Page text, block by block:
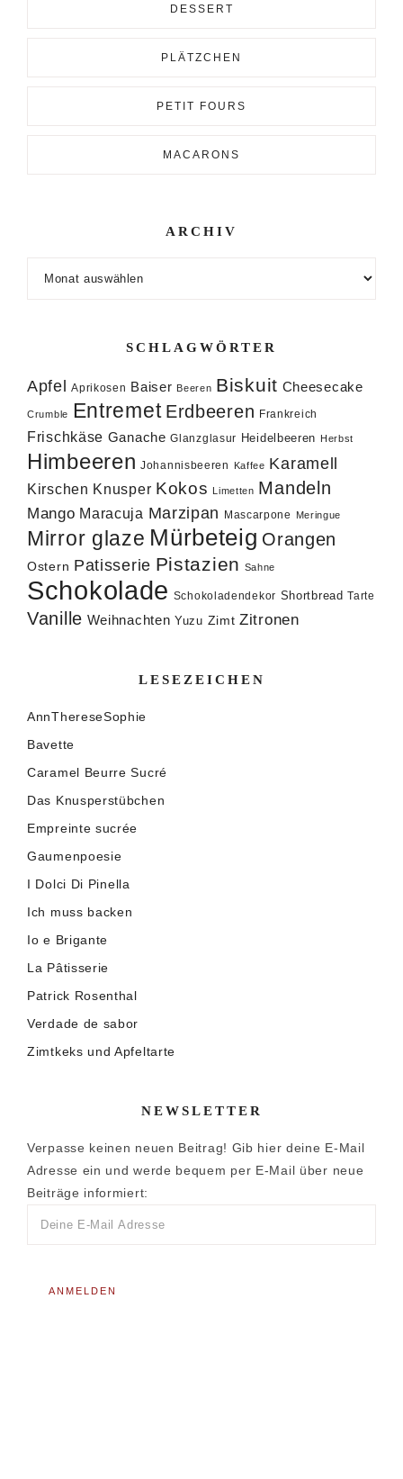
DESSERT
PLÄTZCHEN
PETIT FOURS
MACARONS
ARCHIV
SCHLAGWÖRTER
Apfel Aprikosen Baiser Beeren Biskuit Cheesecake
Crumble Entremet Erdbeeren Frankreich
Frischkäse Ganache Glanzglasur Heidelbeeren Herbst
Himbeeren Johannisbeeren Kaffee Karamell
Kirschen Knusper Kokos Limetten Mandeln
Mango Maracuja Marzipan Mascarpone Meringue
Mirror glaze Mürbeteig Orangen
Ostern Patisserie Pistazien Sahne
Schokolade Schokoladendekor Shortbread Tarte
Vanille Weihnachten Yuzu Zimt Zitronen
LESEZEICHEN
AnnThereseSophie
Bavette
Caramel Beurre Sucré
Das Knusperstübchen
Empreinte sucrée
Gaumenpoesie
I Dolci Di Pinella
Ich muss backen
Io e Brigante
La Pâtisserie
Patrick Rosenthal
Verdade de sabor
Zimtkeks und Apfeltarte
NEWSLETTER
Verpasse keinen neuen Beitrag! Gib hier deine E-Mail
Adresse ein und werde bequem per E-Mail über neue
Beiträge informiert: